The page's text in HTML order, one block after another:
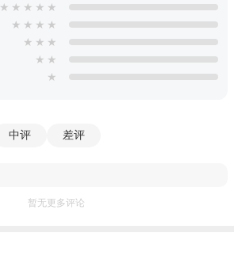
★ ★ ★ ★ ★
★ ★ ★ ★
★ ★ ★
★ ★
★
中评 差评
暂无更多评论